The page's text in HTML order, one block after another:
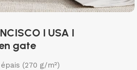
I USA I
gate
(270 g/m²)